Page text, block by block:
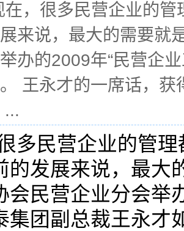
在，很多民营企业的
来说，最大的需要就
办的2009年“民营企
王永才的一席话，
...
多民营企业的管
的发展来说，最大
会民营企业分会举
集团副总裁王永才